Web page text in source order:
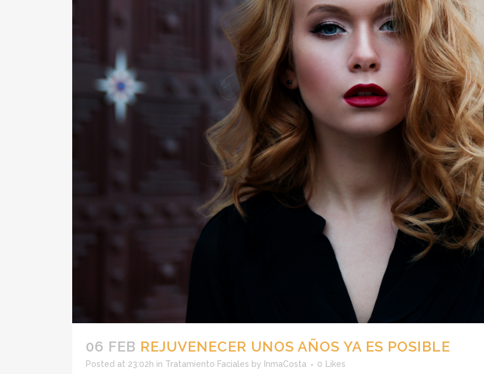
06 FEB REJUVENECER UNOS AÑOS YA ES POSIBLE
Posted at 23:02h in Tratamiento Faciales by InmaCosta 0 Likes